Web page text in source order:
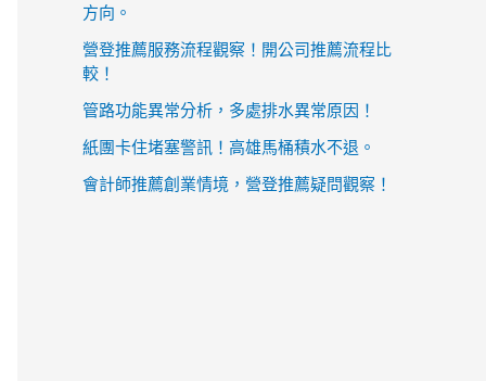
方向。
營登推薦服務流程觀察！開公司推薦流程比
較！
管路功能異常分析，多處排水異常原因！
紙團卡住堵塞警訊！高雄馬桶積水不退。
會計師推薦創業情境，營登推薦疑問觀察！